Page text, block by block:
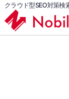
クラウド型SEO対策検